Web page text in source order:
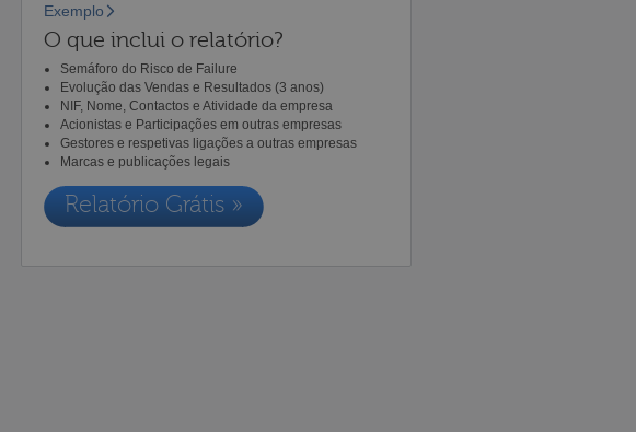
Exemplo
O que inclui o relatório?
Semáforo do Risco de Failure
Evolução das Vendas e Resultados (3 anos)
NIF, Nome, Contactos e Atividade da empresa
Acionistas e Participações em outras empresas
Gestores e respetivas ligações a outras empresas
Marcas e publicações legais
Relatório Grátis »